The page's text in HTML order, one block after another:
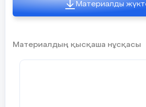
Материалды
Материалдың қысқаша нұсқасы